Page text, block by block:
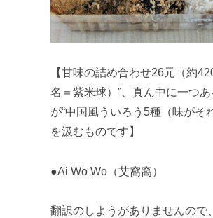
【甘味の詰め合わせ26元（約
名＝紫米球）”、真ん中に一つ
が“中国風ういろう5種（味が
を汲むものです】
●Ai Wo Wo（艾窩窩）
翻訳のしようがありませんので